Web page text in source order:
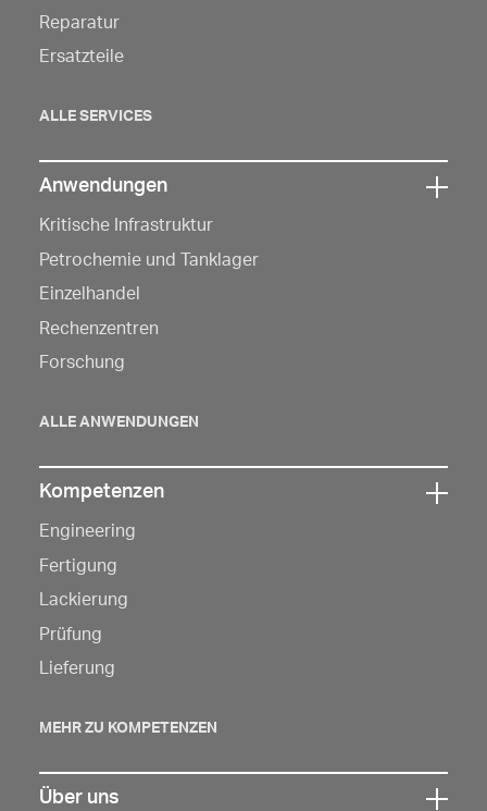
die
Reparatur
Ersatzteile
ALLE SERVICES
Sie
hier,
um
die
Anwendungen
Kritische Infrastruktur
Petrochemie und Tanklager
Einzelhandel
Rechenzentren
Forschung
ALLE ANWENDUNGEN
Klicken
Sie
hier,
um
die
Kompetenzen
Engineering
Fertigung
Lackierung
Prüfung
Lieferung
MEHR ZU KOMPETENZEN
Über uns